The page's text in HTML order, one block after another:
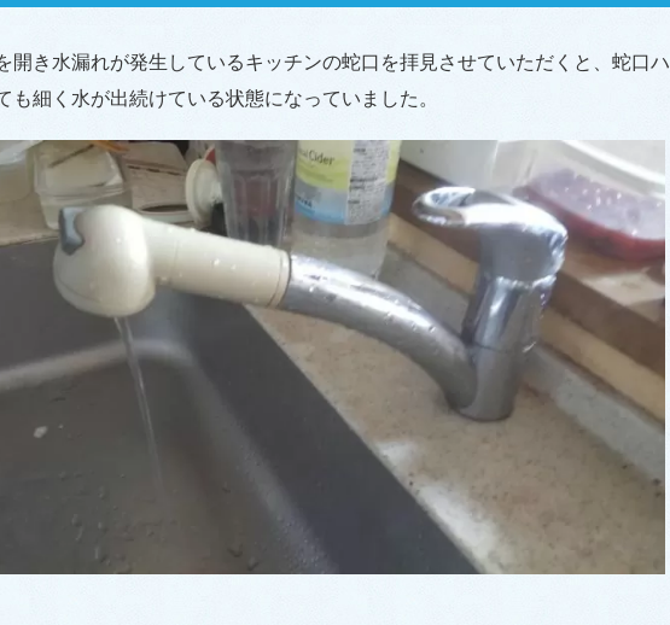
開き水漏れが発生しているキッチンの蛇口を拝見させていただくと、蛇口ハ
も細く水が出続けている状態になっていました。